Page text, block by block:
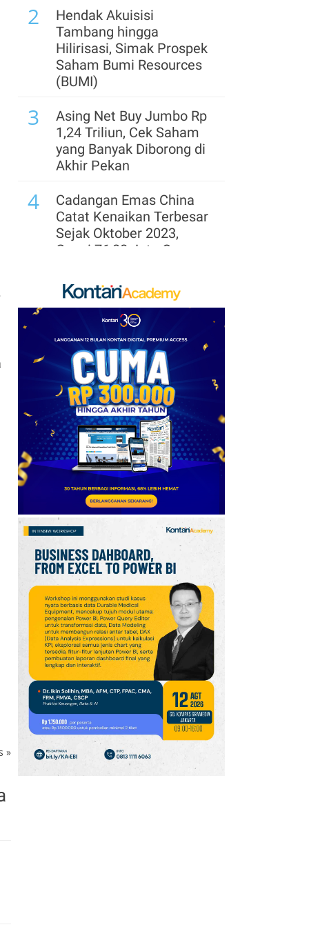
»
2
Hendak Akuisisi
Tambang hingga
Hilirisasi, Simak Prospek
Saham Bumi Resources
(BUMI)
3
Asing Net Buy Jumbo Rp
1,24 Triliun, Cek Saham
yang Banyak Diborong di
Akhir Pekan
4
Cadangan Emas China
Catat Kenaikan Terbesar
Sejak Oktober 2023,
Capai 76,08 Juta Ons
Harga Emas Rebound ke
US$ 4.300, Analis
Proyeksikan US$ 6.000 di
Akhir 2026
6
Arab Saudi, Turki, dan
Pakistan Bentuk Pakta
Pertahanan di Tengah
Krisis Timur Tengah
7
AS Kehilangan 23.000
Pekerjaan pada Juli,
Tekanan terhadap The
Fed Menguat
8
Harga Emas Antam (7
Agustus 2026) Turun,
Cek Spread dengan
Harga Buyback
Harga Emas Melonjak
2,6%, Tembus Level
Tertinggi dalam 7 Pekan
10 Harga Emas Menuju US$
4.800, Simak
Proyeksinya Hingga
Akhir Tahun
11
Toyota Buka Peluang